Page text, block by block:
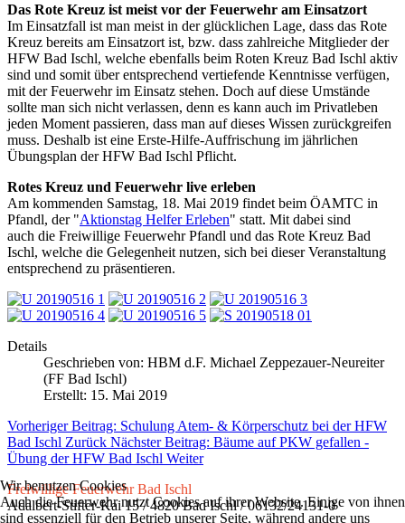
Das Rote Kreuz ist meist vor der Feuerwehr am Einsatzort
Im Einsatzfall ist man meist in der glücklichen Lage, dass das Rote
Kreuz bereits am Einsatzort ist, bzw. dass zahlreiche Mitglieder der
HFW Bad Ischl, welche ebenfalls beim Roten Kreuz Bad Ischl aktiv
sind und somit über entsprechend vertiefende Kenntnisse verfügen,
mit der Feuerwehr im Einsatz stehen. Doch auf diese Umstände
sollte man sich nicht verlassen, denn es kann auch im Privatleben
jeden Moment passieren, dass man auf dieses Wissen zurückgreifen
muss. Deshalb ist eine Erste-Hilfe-Auffrischung im jährlichen
Übungsplan der HFW Bad Ischl Pflicht.
Rotes Kreuz und Feuerwehr live erleben
Am kommenden Samstag, 18. Mai 2019 findet beim ÖAMTC in
Pfandl, der "Aktionstag Helfer Erleben" statt. Mit dabei sind
auch die Freiwillige Feuerwehr Pfandl und das Rote Kreuz Bad
Ischl, welche die Gelegenheit nutzen, sich bei dieser Veranstaltung
entsprechend zu präsentieren.
Details
Geschrieben von: HBM d.F. Michael Zeppezauer-Neureiter
(FF Bad Ischl)
Erstellt: 15. Mai 2019
Vorheriger Beitrag: Schulung Atem- & Körperschutz bei der HFW
Bad Ischl Zurück Nächster Beitrag: Bäume auf PKW gefallen -
Übung der HFW Bad Ischl Weiter
Freiwillige Feuerwehr Bad Ischl
Adalbert-Stifter-Kai 15 / 4820 Bad Ischl / 06132/24131-0
Wir benutzen Cookies
Auch die Feuerwehr nutzt Cookies auf ihrer Website. Einige von ihnen
sind essenziell für den Betrieb unserer Seite, während andere uns